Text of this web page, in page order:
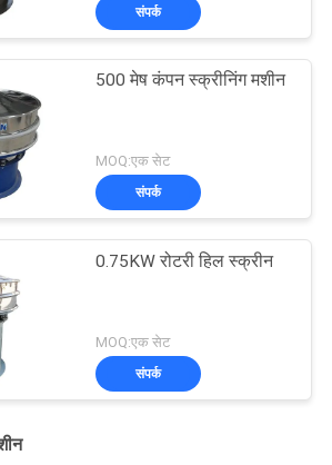
संपर्क
500 मेष कंपन स्क्रीनिंग मशीन
MOQ:एक सेट
संपर्क
0.75KW रोटरी हिल स्क्रीन
MOQ:एक सेट
संपर्क